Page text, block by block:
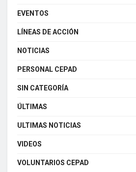
EVENTOS
LÍNEAS DE ACCIÓN
NOTICIAS
PERSONAL CEPAD
SIN CATEGORÍA
ÚLTIMAS
ULTIMAS NOTICIAS
VIDEOS
VOLUNTARIOS CEPAD